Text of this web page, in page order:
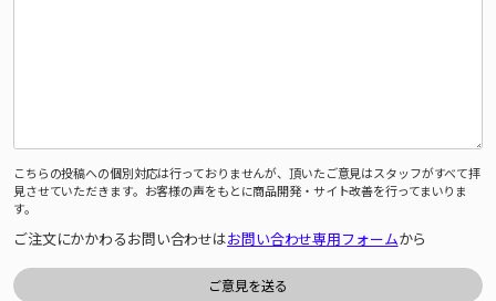
こちらの投稿への個別対応は行っておりませんが、頂いたご意見はスタッフがすべて拝
見させていただきます。お客様の声をもとに商品開発・サイト改善を行ってまいりま
す。
ご注文にかかわるお問い合わせはお問い合わせ専用フォームから